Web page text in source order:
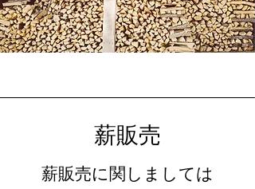
薪販売
薪販売に関しましては